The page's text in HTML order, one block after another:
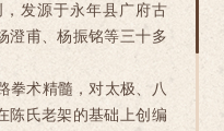
发源于永年县广府古
澄甫、杨振铭等三十多
术精髓，对太极、八
陈氏老架的基础上创编